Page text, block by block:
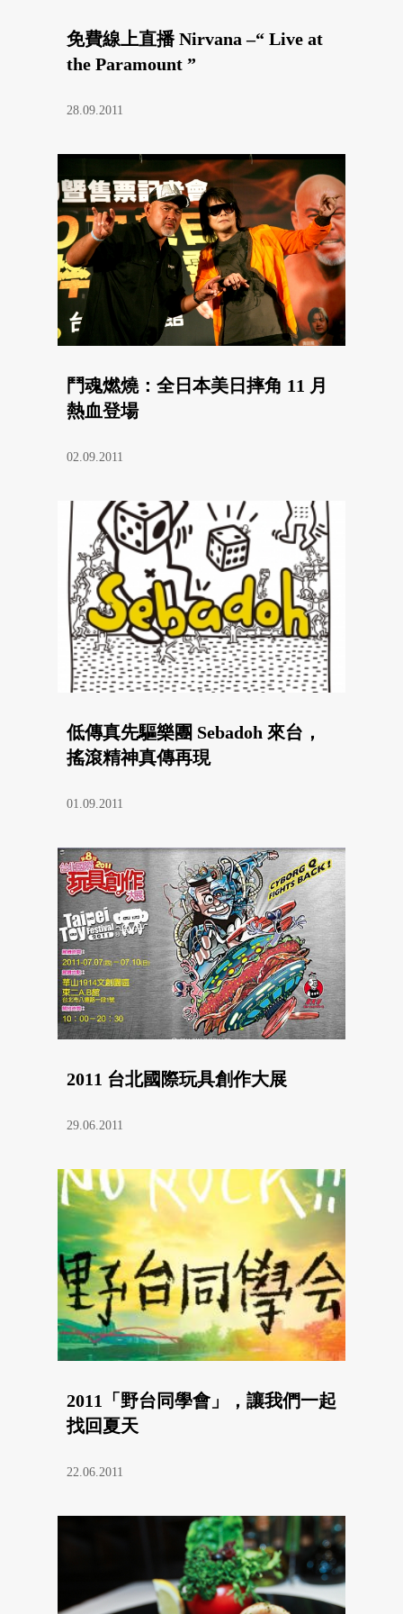
免費線上直播 Nirvana –“ Live at
the Paramount ”
28.09.2011
鬥魂燃燒：全日本美日摔角 11 月
熱血登場
02.09.2011
低傳真先驅樂團 Sebadoh 來台，
搖滾精神真傳再現
01.09.2011
2011 台北國際玩具創作大展
29.06.2011
2011「野台同學會」，讓我們一起
找回夏天
22.06.2011